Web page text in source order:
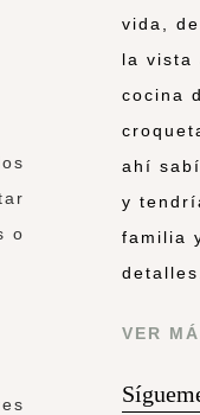
o
vida,
la vista
cocina
ahí
y
familia
VER